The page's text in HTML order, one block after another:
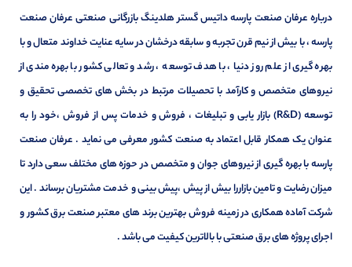
درباره عرفان صنعت پارسه داتیس گستر هلدینگ بازرگانی صنعتی عرفان صنعت
پارسه ، با بیش از نیم قرن تجربه و سابقه درخشان در سایه عنایت خداوند متعال و با
بهره گیری از علم روز دنیا ، با هدف توسعه ، رشد و تعالی کشور با بهره مندی از
نیروهای متخصص و کارآمد با تحصیلات مرتبط در بخش های تخصصی تحقیق و
توسعه (R&D) بازار یابی و تبلیغات ، فروش و خدمات پس از فروش ،خود را به
عنوان یک همکار قابل اعتماد به صنعت کشور معرفی می نماید . عرفان صنعت
پارسه با بهره گیری از نیروهای جوان و متخصص در حوزه های مختلف سعی دارد تا
میزان رضایت و تامین بازاررا بیش از پیش ،پیش بینی و خدمت مشتریان برساند . این
شرکت آماده همکاری در زمینه فروش بهترین برند های معتبر صنعت برق کشور و
اجرای پروژه های برق صنعتی با بالاترین کیفیت می باشد .